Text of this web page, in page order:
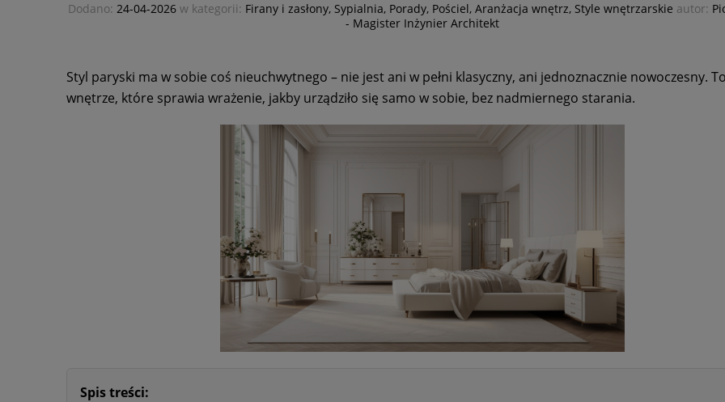
Dodano: 24-04-2026w kategorii: Firany i zasłony, Sypialnia, Porady, Pościel, Aranżacja wnętrz, Style wnętrzarskie autor:
- Magister Inżynier Architekt
Styl paryski ma w sobie coś nieuchwytnego – nie jest ani w pełni klasyczny, ani jednoznacznie nowoczesny. To
wnętrze, które sprawia wrażenie, jakby urządziło się samo w sobie, bez nadmiernego starania.
Spis treści: